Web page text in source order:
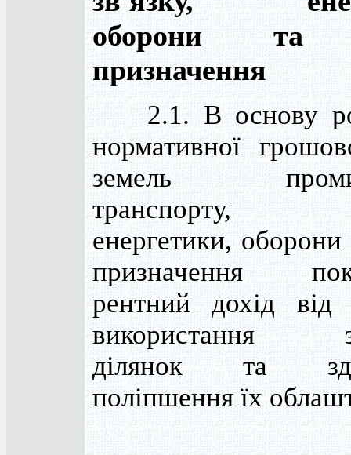
оборони та
призначення
2.1. В основу
нормативної
земель
транспорту,
енергетики,
призначення
рентний дохід від
використання
ділянок та
поліпшення їх